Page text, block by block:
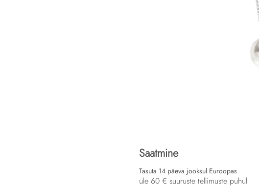
Saatmine
Tasuta 14 päeva jooksul Euroopas
üle 60 € suuruste tellimuste puhul